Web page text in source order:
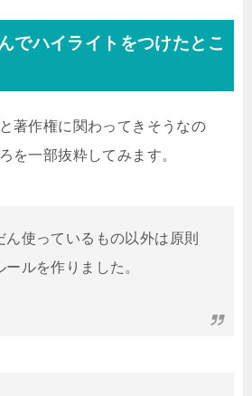
でハイライトをつけたとこ
著作権に関わってきそうなの
を一部抜粋してみます。
ん使っているもの以外は原則
ルを作りました。